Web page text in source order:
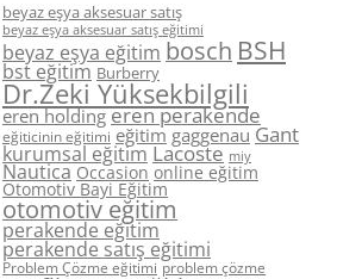
beyaz eşya aksesuar satış
beyaz eşya aksesuar satış eğitimi
beyaz eşya eğitim bosch BSH
bst eğitim Burberry
Dr.Zeki Yüksekbilgili
eren holding eren perakende
eğiticinin eğitimi eğitim gaggenau Gant
kurumsal eğitim Lacoste miy
Nautica Occasion online eğitim
Otomotiv Bayi Eğitim
otomotiv eğitim
perakende eğitim
perakende satış eğitimi
Problem Çözme eğitimi problem çözme